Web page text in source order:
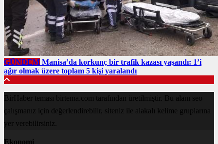
GÜNDEM Manisa’da korkunç bir trafik kazası yaşandı: 1’i
ağır olmak üzere toplam 5 kişi yaralandı
BirHaber teması birtema.com tarafından üretilmiştir. Bu alanı seo
çalışmanız için değerlendirebilir, siteniz ile alakalı kelime gruplarına
yer verebilirsiniz.
Ekonomi